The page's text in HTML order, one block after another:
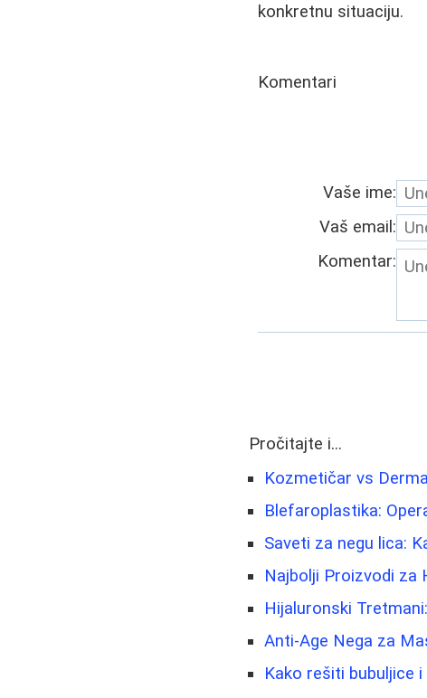
konkretnu situaciju.
Komentari
Vaše ime:
Vaš email:
Komentar:
Pročitajte i...
Kozmetičar vs
Blefaroplastika:
Saveti za negu lica:
Najbolji Proizvodi za
Hijaluronski
Anti-Age Nega za
Kako rešiti bubuljice